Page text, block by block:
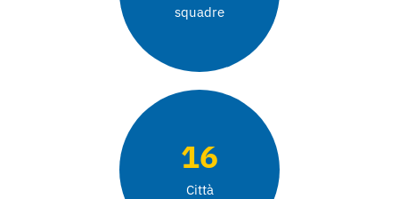
squadre
16
Città